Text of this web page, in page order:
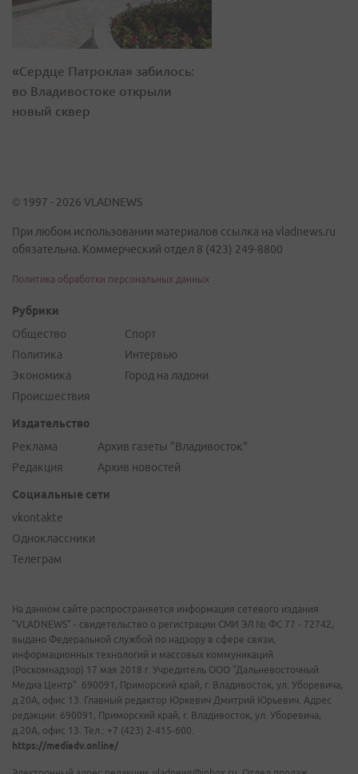
«Сердце Патрокла» забилось:
во Владивостоке открыли
новый сквер
© 1997 - 2026 VLADNEWS
При любом использовании материалов ссылка на vladnews.ru
обязательна. Коммерческий отдел 8 (423) 249-8800
Политика обработки персональных данных
Рубрики
Общество
Политика
Экономика
Происшествия
Спорт
Интервью
Город на ладони
Издательство
Реклама
Редакция
Архив газеты "Владивосток"
Архив новостей
Социальные сети
vkontakte
Одноклассники
Телеграм
На данном сайте распространяется информация сетевого издания
"VLADNEWS" - свидетельство о регистрации СМИ ЭЛ № ФС 77 - 72742,
выдано Федеральной службой по надзору в сфере связи,
информационных технологий и массовых коммуникаций
(Роскомнадзор) 17 мая 2018 г. Учредитель ООО "Дальневосточный
Медиа Центр". 690091, Приморский край, г. Владивосток, ул. Уборевича,
д.20А, офис 13. Главный редактор Юркевич Дмитрий Юрьевич. Адрес
редакции: 690091, Приморский край, г. Владивосток, ул. Уборевича,
д.20А, офис 13. Тел.: +7 (423) 2-415-600.
https://mediadv.online/